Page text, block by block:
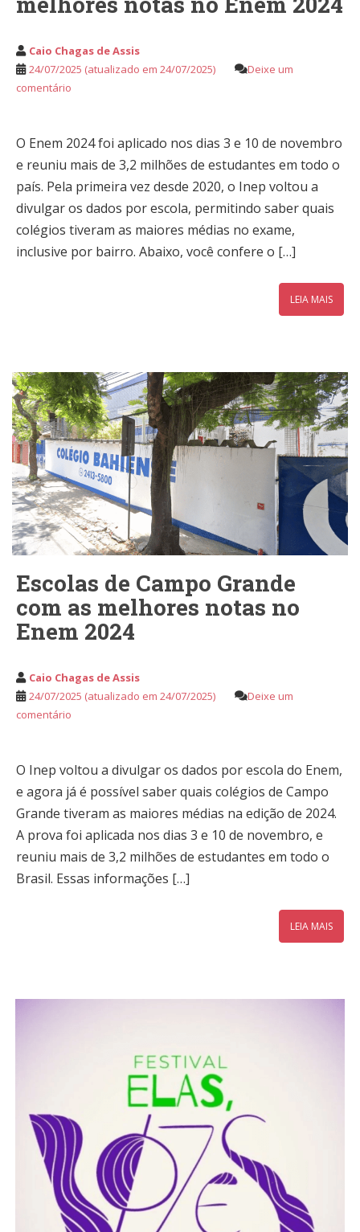
Caio Chagas de Assis
24/07/2025 (atualizado em 24/07/2025)
Deixe um
comentário
O Enem 2024 foi aplicado nos dias 3 e 10 de novembro
e reuniu mais de 3,2 milhões de estudantes em todo o
país. Pela primeira vez desde 2020, o Inep voltou a
divulgar os dados por escola, permitindo saber quais
colégios tiveram as maiores médias no exame,
inclusive por bairro. Abaixo, você confere o […]
LEIA MAIS
Escolas de Campo Grande
com as melhores notas no
Enem 2024
Caio Chagas de Assis
24/07/2025 (atualizado em 24/07/2025)
Deixe um
comentário
O Inep voltou a divulgar os dados por escola do Enem,
e agora já é possível saber quais colégios de Campo
Grande tiveram as maiores médias na edição de 2024.
A prova foi aplicada nos dias 3 e 10 de novembro, e
reuniu mais de 3,2 milhões de estudantes em todo o
Brasil. Essas informações […]
LEIA MAIS